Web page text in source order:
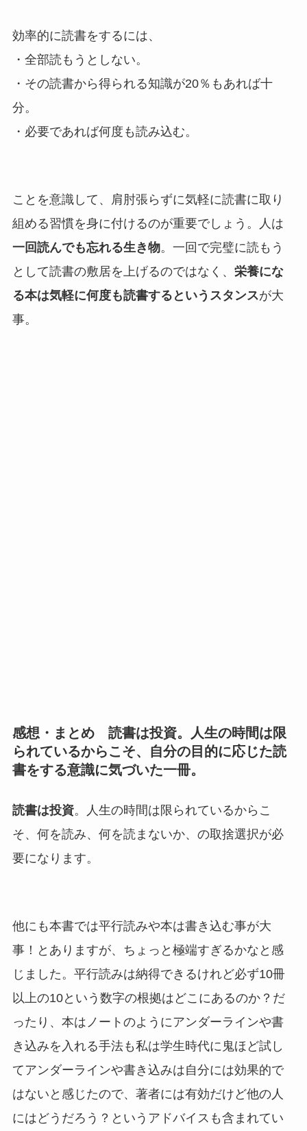
効率的に読書をするには、
・全部読もうとしない。
・その読書から得られる知識が20％もあれば十
分。
・必要であれば何度も読み込む。
ことを意識して、肩肘張らずに気軽に読書に取り
組める習慣を身に付けるのが重要でしょう。人は
一回読んでも忘れる生き物。一回で完璧に読もう
として読書の敷居を上げるのではなく、 栄養にな
る本は気軽に何度も読書するというスタンスが大
事。
感想・まとめ 読書は投資。人生の時間は限
られているからこそ、自分の目的に応じた読
書をする意識に気づいた一冊。
読書は投資。人生の時間は限られているからこ
そ、何を読み、何を読まないか、の取捨選択が必
要になります。
他にも本書では平行読みや本は書き込む事が大
事！とありますが、ちょっと極端すぎるかなと感
じました。平行読みは納得できるけれど必ず10冊
以上の10という数字の根拠はどこにあるのか？だ
ったり、本はノートのようにアンダーラインや書
き込みを入れる手法も私は学生時代に鬼ほど試し
てアンダーラインや書き込みは自分には効果的で
はないと感じたので、著者には有効だけど他の人
にはどうだろう？というアドバイスも含まれてい